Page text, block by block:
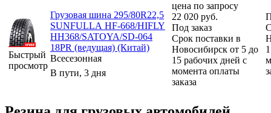
Быстрый
просмотр
Грузовая шина 295/80R22,5
SUNFULLА HF-668/HIFLY
HH368/SATOYA/SD-064
18PR (ведущая) (Китай)
Всесезонная
В пути, 3 дня
цена по запросу
22 020 руб.
Под заказ
Срок поставки в
Новосибирск от 5 до
15 рабочих дней с
момента оплаты
заказа